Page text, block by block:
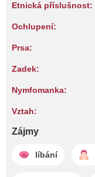
Etnická příslušnost:
Ochlupení:
Prsa:
Zadek:
Nymfomanka:
Vztah:
Zájmy
líbání